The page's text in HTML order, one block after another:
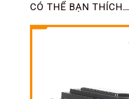
CÓ THỂ BẠN THÍCH…